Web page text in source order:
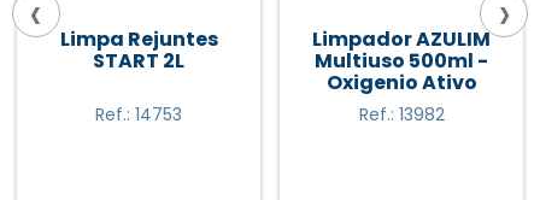
Limpa Rejuntes
START 2L
Ref.: 14753
Limpador AZULIM
Multiuso 500ml -
Oxigenio Ativo
Ref.: 13982